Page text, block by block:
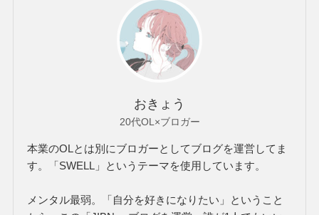
おきょう
20代OL×ブロガー
本業のOLとは別にブロガーとしてブログを運営してま
す。「SWELL」というテーマを使用しています。
メンタル最弱。「自分を好きになりたい」ということ